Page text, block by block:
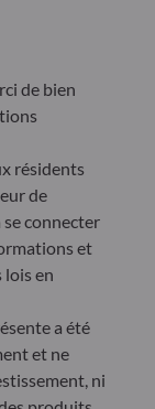
de bien
résidents
de
se connecter
et
lois en
a été
et ne
ni